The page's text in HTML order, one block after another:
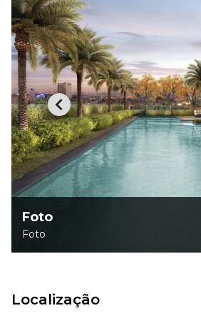
Foto
Foto
Localização